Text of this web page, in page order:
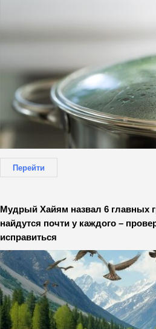
Перейти
Мудрый Хайям назвал 6 главных
найдутся почти у каждого –
исправиться